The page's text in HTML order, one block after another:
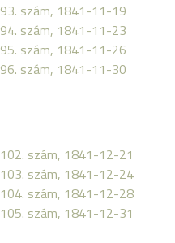
93. szám, 1841-11-19
94. szám, 1841-11-23
95. szám, 1841-11-26
96. szám, 1841-11-30
102. szám, 1841-12-21
103. szám, 1841-12-24
104. szám, 1841-12-28
105. szám, 1841-12-31